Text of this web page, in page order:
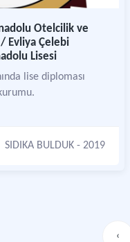
Otelcilik ve
Evliya Çelebi
Lisesi
lise diploması
SIDIKA BULDUK - 2019
‹